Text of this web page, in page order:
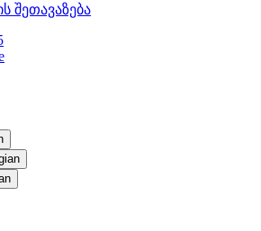
შეთავაზება